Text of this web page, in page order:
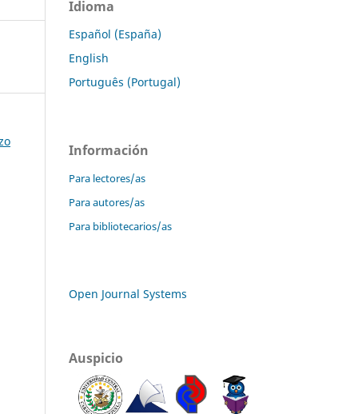
Idioma
Español (España)
English
Português (Portugal)
Información
Para lectores/as
Para autores/as
Para bibliotecarios/as
Open Journal Systems
Auspicio